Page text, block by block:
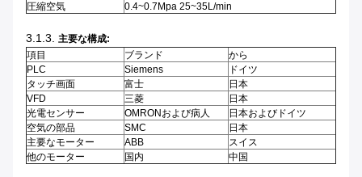
圧縮空気
0.4~0.7Mpa 25~35L/min
3.1.3. 主要な構成:
項目
ブランド
から
PLC
Siemens
ドイツ
タッチ画面
富士
日本
VFD
三菱
日本
光電センサー
OMRONおよび病人
日本およびドイツ
空気の部品
SMC
日本
主要なモーター
ABB
スイス
他のモーター
国内 中国